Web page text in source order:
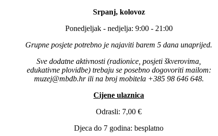
Srpanj, kolovoz
Ponedjeljak - nedjelja: 9:00 - 21:00
Grupne posjete potrebno je najaviti barem 5 dana unaprijed.
Sve dodatne aktivnosti (radionice, posjeti škverovima,
edukativne plovidbe) trebaju se posebno dogovoriti mailom:
muzej@mbdb.hr ili na broj mobitela +385 98 646 648.
Cijene ulaznica
Odrasli: 7,00 €
Djeca do 7 godina: besplatno